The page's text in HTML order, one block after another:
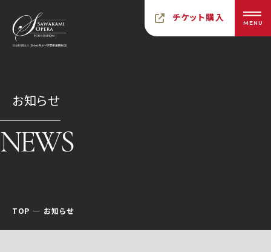
チケット購入 MENU
お知らせ
NEWS
TOP お知らせ